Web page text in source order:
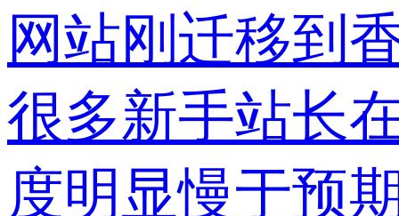
网站刚迁移到
很多新手站长
度明显慢于预